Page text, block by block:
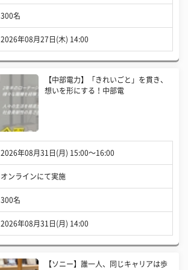
300名
2026年08月27日(木) 14:00
【中部電力】「きれいごと」を貫き、
想いを形にする！中部電
2026年08月31日(月) 15:00〜16:00
オンラインにて実施
300名
2026年08月31日(月) 14:00
【ソニー】誰一人、同じキャリアは歩